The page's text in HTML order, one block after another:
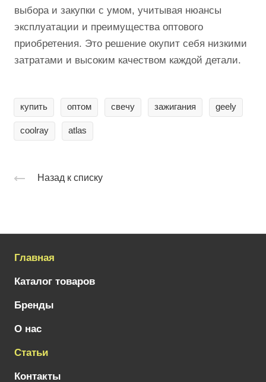
выбора и закупки с умом, учитывая нюансы
эксплуатации и преимущества оптового
приобретения. Это решение окупит себя низкими
затратами и высоким качеством каждой детали.
купить оптом свечу зажигания geely
coolray atlas
Назад к списку
Главная
Каталог товаров
Бренды
О нас
Статьи
Контакты